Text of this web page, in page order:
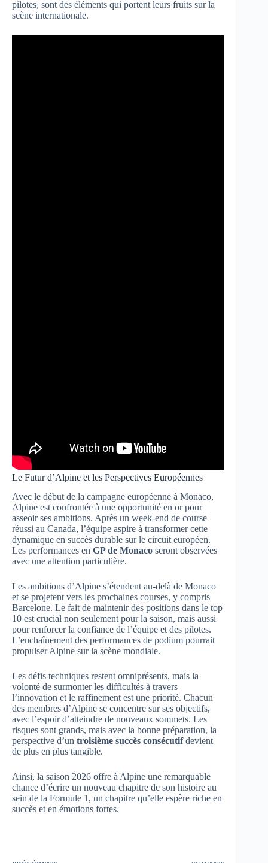
pilotes, sont des éléments qui portent leurs fruits sur la
scène internationale.
Le Futur d’Alpine et les Perspectives Européennes
Avec le début de la campagne européenne à Monaco,
Alpine est confrontée à une opportunité en or pour
asseoir ses ambitions. Après un week-end de course
réussi au Canada, l’équipe aspire à transformer cette
dynamique en succès durable sur le circuit européen.
Les performances en GP de Monaco seront observées
avec une attention particulière.
Les ambitions d’Alpine s’étendent au-delà de Monaco
et se projetent vers les prochaines courses, y compris
Barcelone. Le fait de maintenir des positions dans le top
10 est crucial non seulement pour la saison, mais aussi
pour renforcer la confiance de l’équipe et des pilotes.
L’enchaînement des performances de podium pourrait
propulser Alpine sur la scène mondiale.
Les défis techniques restent omniprésents, mais la
volonté de surmonter les difficultés à travers
l’innovation et le raffinement est une priorité. Chacun
des membres d’Alpine se concentre sur ses objectifs,
avec l’espoir d’atteindre de nouveaux sommets. Les
risques sont grands, mais avec la bonne préparation, la
perspective d’un troisième succès consécutifdevient
de plus en plus tangible.
Ainsi, la saison 2026 offre à Alpine une remarquable
chance d’écrire un nouveau chapitre de son histoire au
sein de la Formule 1, un chapitre qu’elle espère riche en
succès et en émotions fortes.